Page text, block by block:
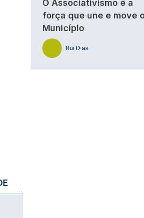
O Associativismo é a
força que une e move
Município
Rui Dias